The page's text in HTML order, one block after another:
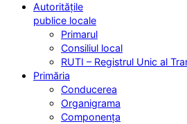
Autoritățile
publice locale
Primarul
Consiliul local
RUTI – Registrul Unic al
Primăria
Conducerea
Organigrama
Componența